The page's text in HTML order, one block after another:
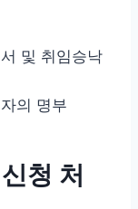
및 취임승낙
의 명부
청 처